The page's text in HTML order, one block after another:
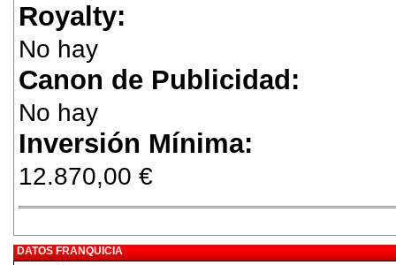
Royalty:
No hay
Canon de Publicidad:
No hay
Inversión Mínima:
12.870,00 €
DATOS FRANQUICIA